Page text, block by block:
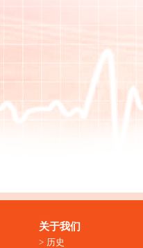
关于我们
历史